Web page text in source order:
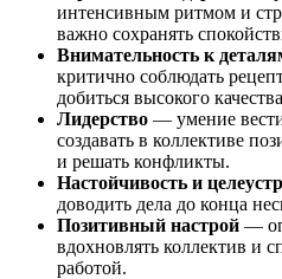
интенсивным ритмом и
важно сохранять
Внимательность к
критично соблюдать
добиться высокого
Лидерство — умение
создавать в коллективе
и решать конфликты.
Настойчивость и
доводить дела до конца
Позитивный настрой —
вдохновлять коллектив и
работой.